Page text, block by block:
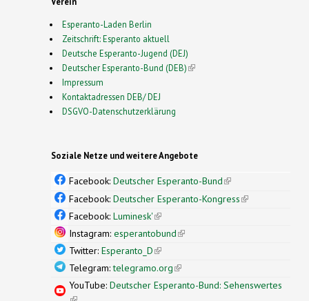
Esperanto-Laden Berlin
Zeitschrift: Esperanto aktuell
Deutsche Esperanto-Jugend (DEJ)
Deutscher Esperanto-Bund (DEB)(link is external)
Impressum
Kontaktadressen DEB/ DEJ
DSGVO-Datenschutzerklärung
Soziale Netze und weitere Angebote
Facebook: Deutscher Esperanto-Bund(link is
external)
Facebook: Deutscher Esperanto-Kongress(link is
Facebook: Luminesk'(link is external)
Instagram: esperantobund(link is external)
Twitter: Esperanto_D(link is external)
Telegram:telegramo.org(link is external)
YouTube: Deutscher Esperanto-Bund: Sehenswertes